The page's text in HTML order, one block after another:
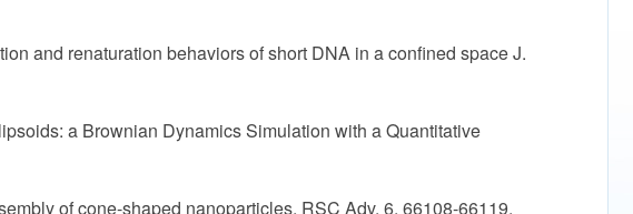
and renaturation behaviors of short DNA in a confined space J.
a Brownian Dynamics Simulation with a Quantitative
of cone-shaped nanoparticles, RSC Adv. 6, 66108-66119.